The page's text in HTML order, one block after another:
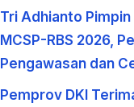
Dimulai
Tri Adhianto Pimpin
MCSP-RBS 2026,
Pengawasan dan
Korupsi
Pemprov DKI